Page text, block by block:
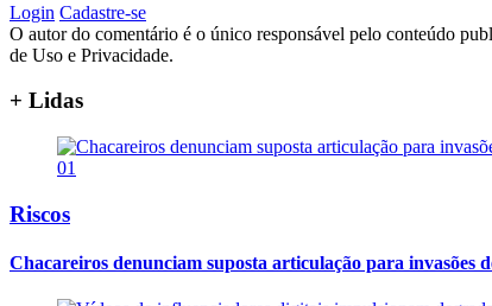
Login Cadastre-se
O autor do comentário é o único responsável pelo conteúdo
de Uso e Privacidade.
+ Lidas
01
Riscos
Chacareiros denunciam suposta articulação para invasões